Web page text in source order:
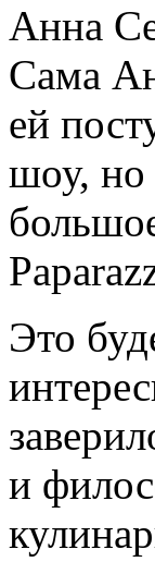
Анна
Сама
ей
шоу, но
Это
и